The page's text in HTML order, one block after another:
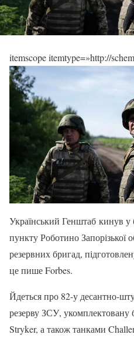
itemscope itemtype=»http://
Український Генштаб кинув у
пункту Роботино Запорізької
резервних бригад,
це пише Forbes.
Йдеться про 82-у десантно-
резерву ЗСУ,
Stryker, а також танками